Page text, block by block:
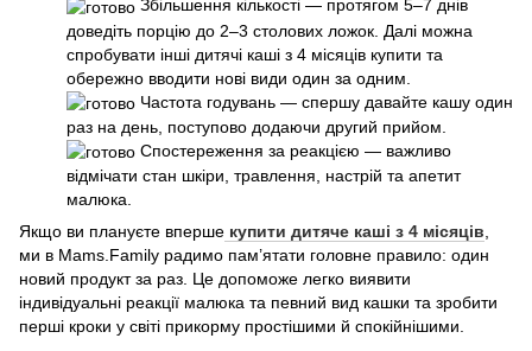
Збільшення кількості — протягом 5–7 днів
доведіть порцію до 2–3 столових ложок. Далі можна
спробувати інші дитячі каші з 4 місяців купити та
обережно вводити нові види один за одним.
Частота годувань — спершу давайте кашу один
раз на день, поступово додаючи другий прийом.
Спостереження за реакцією — важливо
відмічати стан шкіри, травлення, настрій та апетит
малюка.
Якщо ви плануєте вперше купити дитяче каші з 4 місяців,
ми в Mams.Family радимо пам’ятати головне правило: один
новий продукт за раз. Це допоможе легко виявити
індивідуальні реакції малюка та певний вид кашки та зробити
перші кроки у світі прикорму простішими й спокійнішими.